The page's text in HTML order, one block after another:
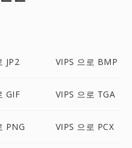
JP2 VIPS 으로 BMP
GIF VIPS 으로 TGA
PNG VIPS 으로 PCX